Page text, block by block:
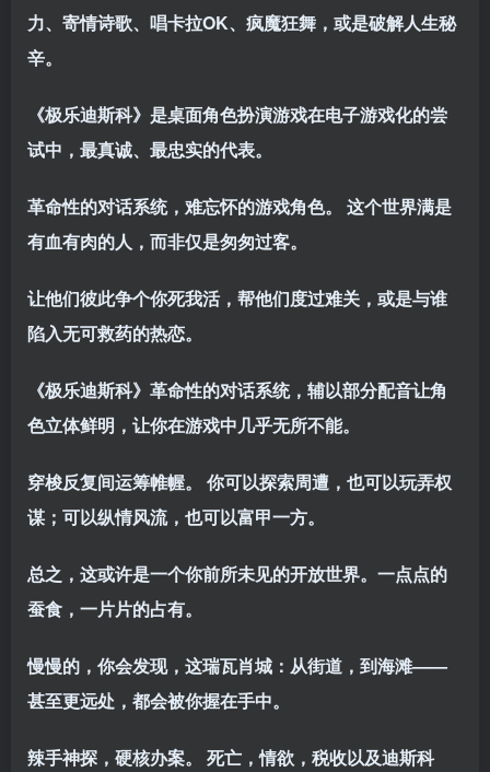
力、寄情诗歌、唱卡拉OK、疯魔狂舞，或是破解人生秘
辛。
《极乐迪斯科》是桌面角色扮演游戏在电子游戏化的尝
试中，最真诚、最忠实的代表。
革命性的对话系统，难忘怀的游戏角色。 这个世界满是
有血有肉的人，而非仅是匆匆过客。
让他们彼此争个你死我活，帮他们度过难关，或是与谁
陷入无可救药的热恋。
《极乐迪斯科》革命性的对话系统，辅以部分配音让角
色立体鲜明，让你在游戏中几乎无所不能。
穿梭反复间运筹帷幄。 你可以探索周遭，也可以玩弄权
谋；可以纵情风流，也可以富甲一方。
总之，这或许是一个你前所未见的开放世界。一点点的
蚕食，一片片的占有。
慢慢的，你会发现，这瑞瓦肖城：从街道，到海滩——
甚至更远处，都会被你握在手中。
辣手神探，硬核办案。 死亡，情欲，税收以及迪斯科